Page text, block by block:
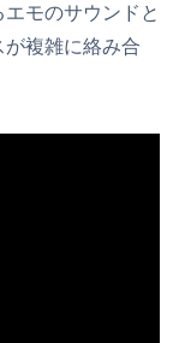
モのサウンドと
複雑に絡み合